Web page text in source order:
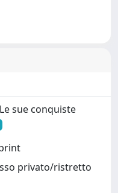
sue conquiste
privato/ristretto